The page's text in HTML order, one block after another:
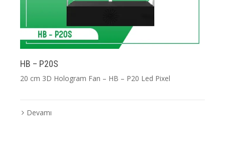
HB – P20S
20 cm 3D Hologram Fan – HB – P20 Led Pixel
Devamı